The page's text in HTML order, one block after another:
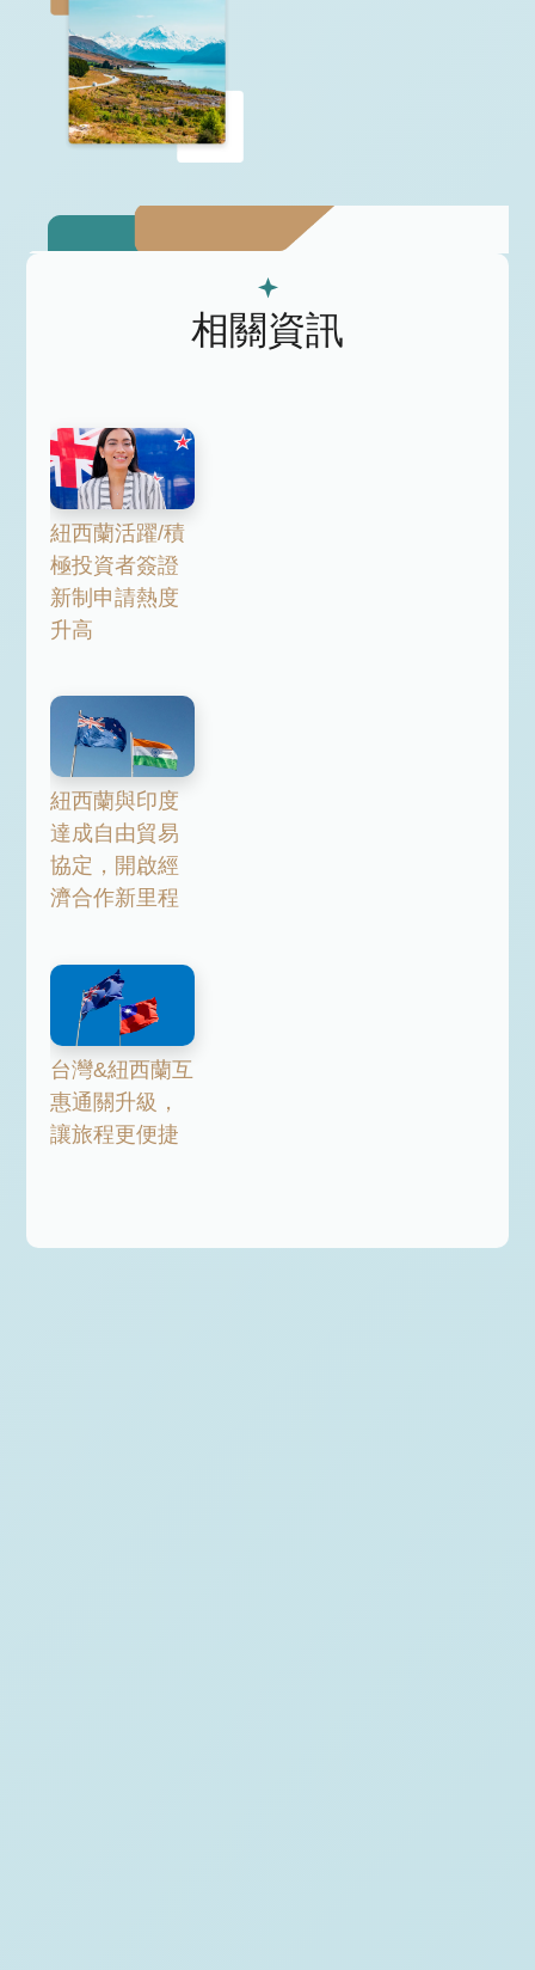
相關資訊
紐西蘭活躍/積
極投資者簽證
新制申請熱度
升高
紐西蘭與印度
達成自由貿易
協定，開啟經
濟合作新里程
台灣&紐西蘭互
惠通關升級，
讓旅程更便捷